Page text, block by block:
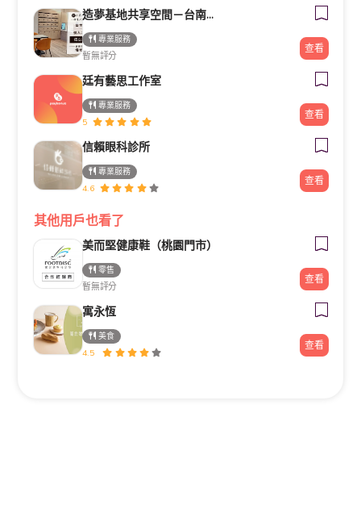
造夢基地共享空間－台南火車站站前館
專業服務
暫無評分
查看
廷有藝思工作室
專業服務
5
查看
信賴眼科診所
專業服務
4.6
查看
其他用戶也看了
美而堅健康鞋（桃園門市）
零售
暫無評分
查看
寓永恆
美食
4.5
查看